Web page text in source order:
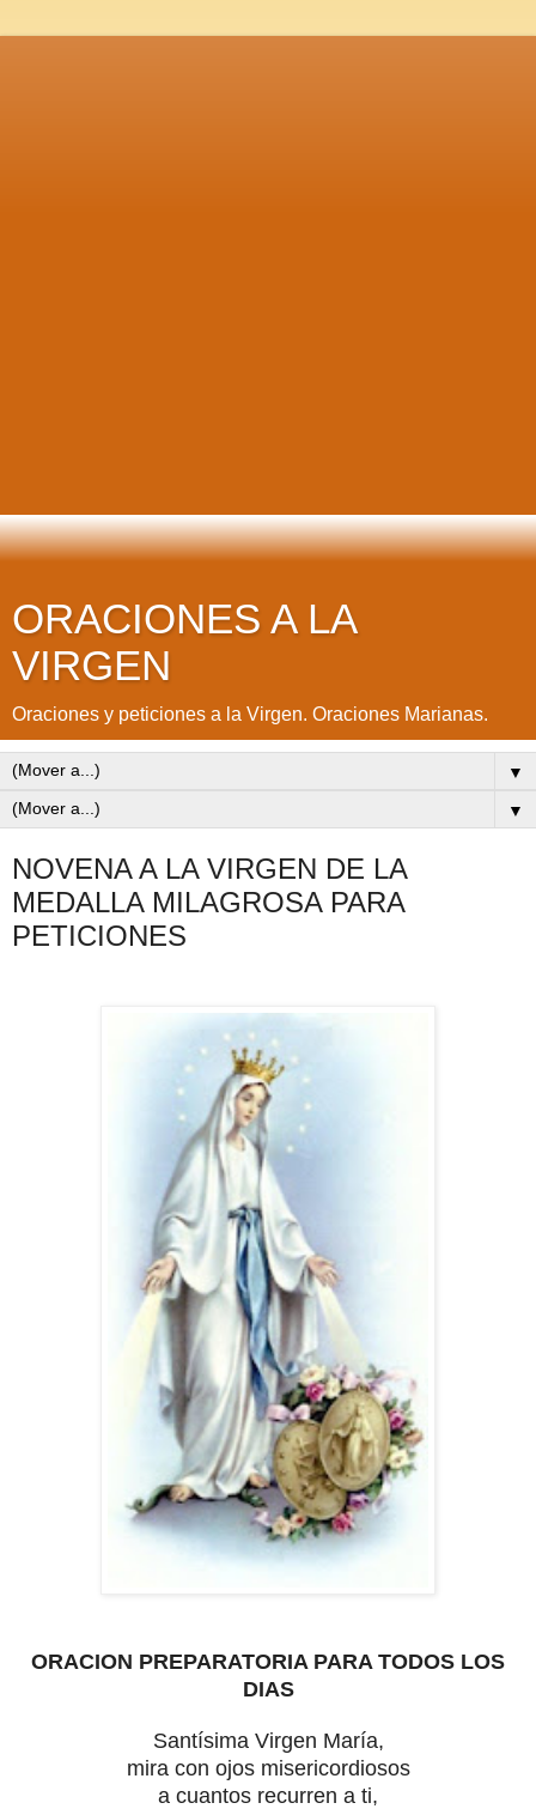
ORACIONES A LA
VIRGEN
Oraciones y peticiones a la Virgen. Oraciones Marianas.
▼
▼
NOVENA A LA VIRGEN DE LA
MEDALLA MILAGROSA PARA
PETICIONES
ORACION PREPARATORIA PARA TODOS LOS
DIAS
Santísima Virgen María,
mira con ojos misericordiosos
a cuantos recurren a ti,